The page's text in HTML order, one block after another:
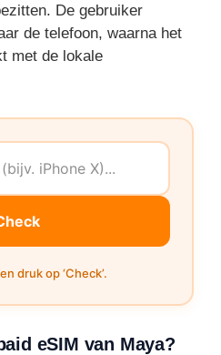
De gebruiker
de telefoon, waarna het
met de lokale
druk op ‘Check’.
eSIM van Maya?